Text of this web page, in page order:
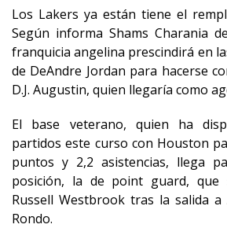
Los Lakers ya están tiene el
Según informa Shams Charania
franquicia angelina prescindirá en
de DeAndre Jordan para hacerse
D.J. Augustin, quien llegaría como
El base veterano, quien ha
partidos este curso con Houston
puntos y 2,2 asistencias, llega
posición, la de point guard, que
Russell Westbrook tras la salida a
Rondo.